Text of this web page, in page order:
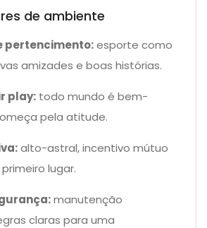
de ambiente
pertencimento:esporte como
amizades e boas histórias.
play: todo mundo é bem-
pela atitude.
alto-astral, incentivo mútuo
lugar.
manutenção
claras para uma